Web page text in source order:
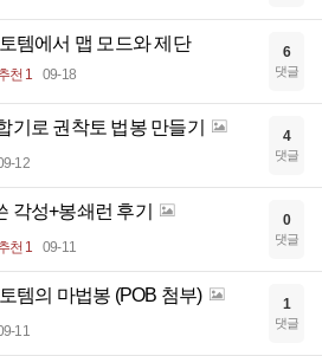
템에서 맵 모드와 제단
천 1 09-18
6
댓글
기로 권착토 법봉 만들기
12
4
댓글
각성+봉쇄런 후기
천 1 09-11
0
댓글
템의 마법봉 (POB 첨부)
11
1
댓글